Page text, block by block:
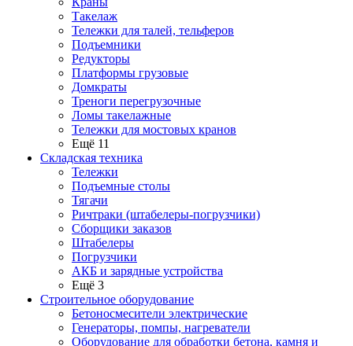
Такелаж
Тележки для талей, тельферов
Подъемники
Редукторы
Платформы грузовые
Домкраты
Треноги перегрузочные
Ломы такелажные
Тележки для мостовых кранов
Ещё 11
Складская техника
Тележки
Подъемные столы
Тягачи
Ричтраки (штабелеры-погрузчики)
Сборщики заказов
Штабелеры
Погрузчики
АКБ и зарядные устройства
Ещё 3
Строительное оборудование
Бетоносмесители электрические
Генераторы, помпы, нагреватели
Оборудование для обработки бетона, камня и